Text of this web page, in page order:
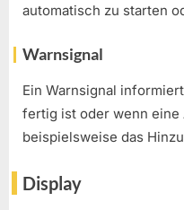
automatisch zu starten
Warnsignal
Ein Warnsignal
fertig ist oder wenn
beispielsweise das
Display